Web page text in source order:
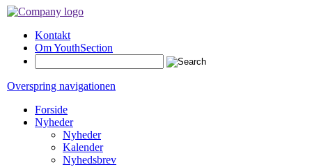
Kontakt
Om YouthSection
Overspring navigationen
Forside
Nyheder
Nyheder
Kalender
Nyhedsbrev